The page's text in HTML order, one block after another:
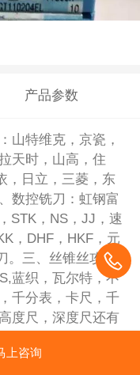
产品参数
山特维克，京瓷，
天时，山高，住
，日立，三菱，东
数控铣刀：虹钢富
STK，NS，JJ，速
，DHF，HKF，元
。三、丝锥丝攻：
蓝织，瓦尔特，不
千分表，卡尺，千
度尺，深度尺还有
钻。江浙沪公司提
回收
上咨询